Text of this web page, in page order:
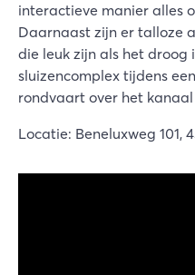
interactieve manier alles
Daarnaast zijn er talloze
die leuk zijn als het droog
sluizencomplex tijdens
rondvaart over het
Locatie: Beneluxweg 101,